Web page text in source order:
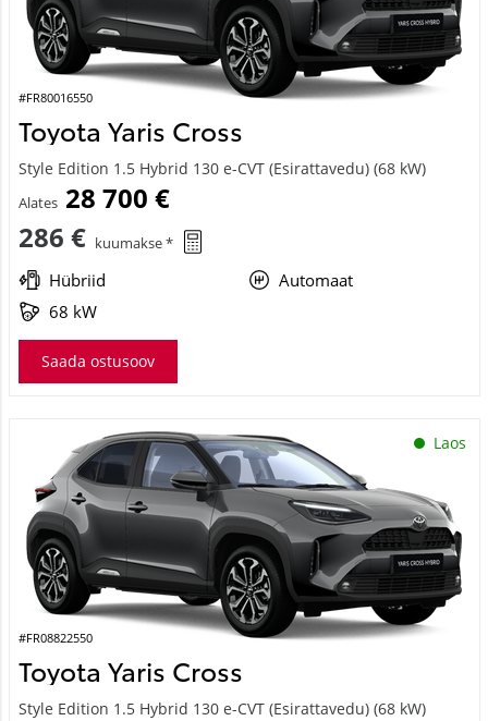
#FR80016550
Toyota Yaris Cross
Style Edition 1.5 Hybrid 130 e-CVT (Esirattavedu) (68 kW)
Alates 28 700 €
286 € kuumakse *
Hübriid
Automaat
68 kW
Saada ostusoov
Laos
#FR08822550
Toyota Yaris Cross
Style Edition 1.5 Hybrid 130 e-CVT (Esirattavedu) (68 kW)